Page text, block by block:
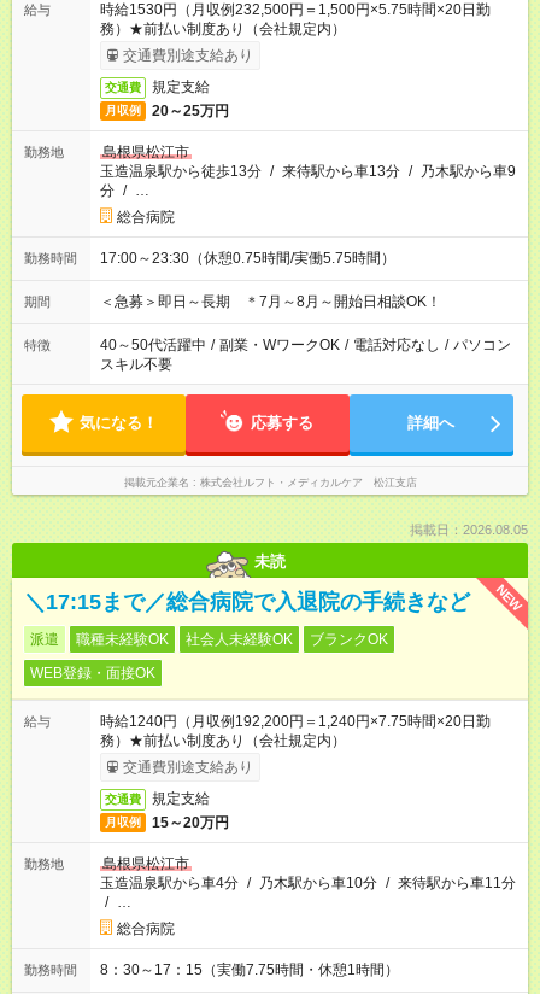
給与
時給1530円（月収例232,500円＝1,500円×5.75時間×20日勤
務）★前払い制度あり（会社規定内）
交通費別途支給あり
交通費 規定支給
月収例 20～25万円
勤務地
島根県松江市
玉造温泉駅から徒歩13分 / 来待駅から車13分 / 乃木駅から車9
分 / …
総合病院
勤務時間 17:00～23:30（休憩0.75時間/実働5.75時間）
期間 ＜急募＞即日～長期 ＊7月～8月～開始日相談OK！
特徴 40～50代活躍中 / 副業・WワークOK / 電話対応なし / パソコン
スキル不要
気になる！ 応募する 詳細へ
掲載元企業名 株式会社ルフト・メディカルケア 松江支店
掲載日：2026.08.05
未読
NEW
＼17:15まで／総合病院で入退院の手続きなど
派遣 職種未経験OK 社会人未経験OK
ブランクOK
WEB登録・面接OK
給与
時給1240円（月収例192,200円＝1,240円×7.75時間×20日勤
務）★前払い制度あり（会社規定内）
交通費別途支給あり
交通費 規定支給
月収例 15～20万円
勤務地
島根県松江市
玉造温泉駅から車4分 / 乃木駅から車10分 / 来待駅から車11分
/ …
総合病院
勤務時間 8：30～17：15（実働7.75時間・休憩1時間）